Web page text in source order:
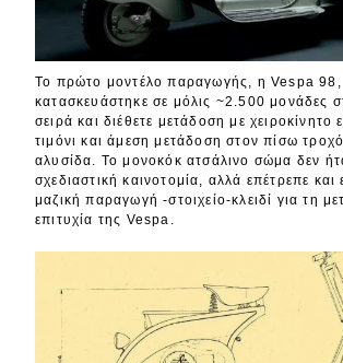
Το πρώτο μοντέλο παραγωγής, η Vespa 98,
κατασκευάστηκε σε μόλις ~2.500 μονάδες
σειρά και διέθετε μετάδοση με χειροκίνητο
τιμόνι και άμεση μετάδοση στον πίσω
αλυσίδα. Το μονοκόκ ατσάλινο σώμα δεν
σχεδιαστική καινοτομία, αλλά επέτρεπε και
μαζική παραγωγή -στοιχείο-κλειδί για τη
επιτυχία της Vespa.